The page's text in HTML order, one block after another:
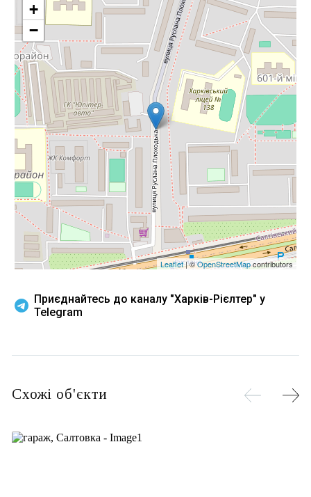
+
−
Leaflet| ©OpenStreetMapcontributors
Приєднайтесь до каналу "Харків-Рієлтер" у
Telegram
Схожі об'єкти